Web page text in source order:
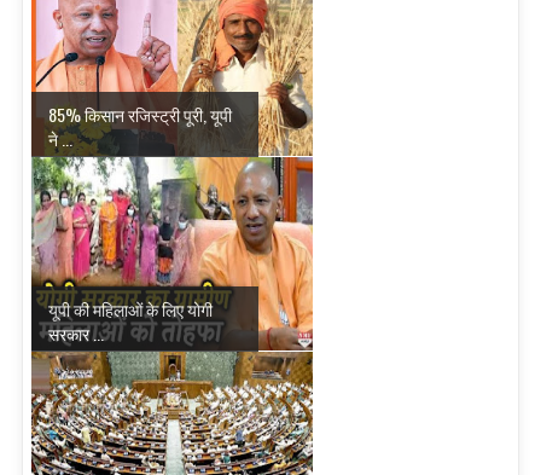
85% किसान रजिस्ट्री पूरी, यूपी
ने ...
यूपी की महिलाओं के लिए योगी
सरकार ...